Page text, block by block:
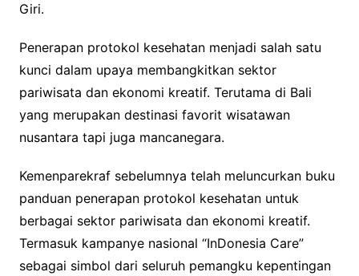
Giri.
Penerapan protokol kesehatan menjadi salah satu
kunci dalam upaya membangkitkan sektor
pariwisata dan ekonomi kreatif. Terutama di Bali
yang merupakan destinasi favorit wisatawan
nusantara tapi juga mancanegara.
Kemenparekraf sebelumnya telah meluncurkan buku
panduan penerapan protokol kesehatan untuk
berbagai sektor pariwisata dan ekonomi kreatif.
Termasuk kampanye nasional “InDonesia Care”
sebagai simbol dari seluruh pemangku kepentingan